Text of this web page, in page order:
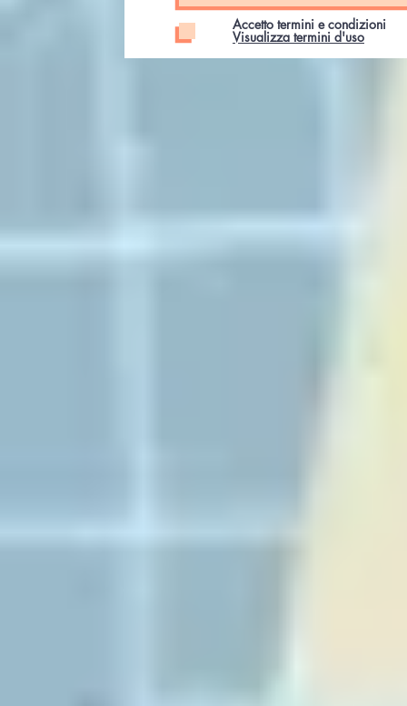
Accetto termini e condizioni
Visualizza termini d'uso